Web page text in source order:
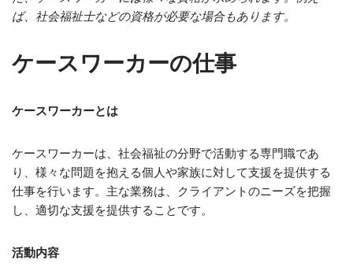
ば、社会福祉士などの資格が必要な場合もあります。
ケースワーカーの仕事
ケースワーカーとは
ケースワーカーは、社会福祉の分野で活動する専門職であ
り、様々な問題を抱える個人や家族に対して支援を提供する
仕事を行います。主な業務は、クライアントのニーズを把握
し、適切な支援を提供することです。
活動内容